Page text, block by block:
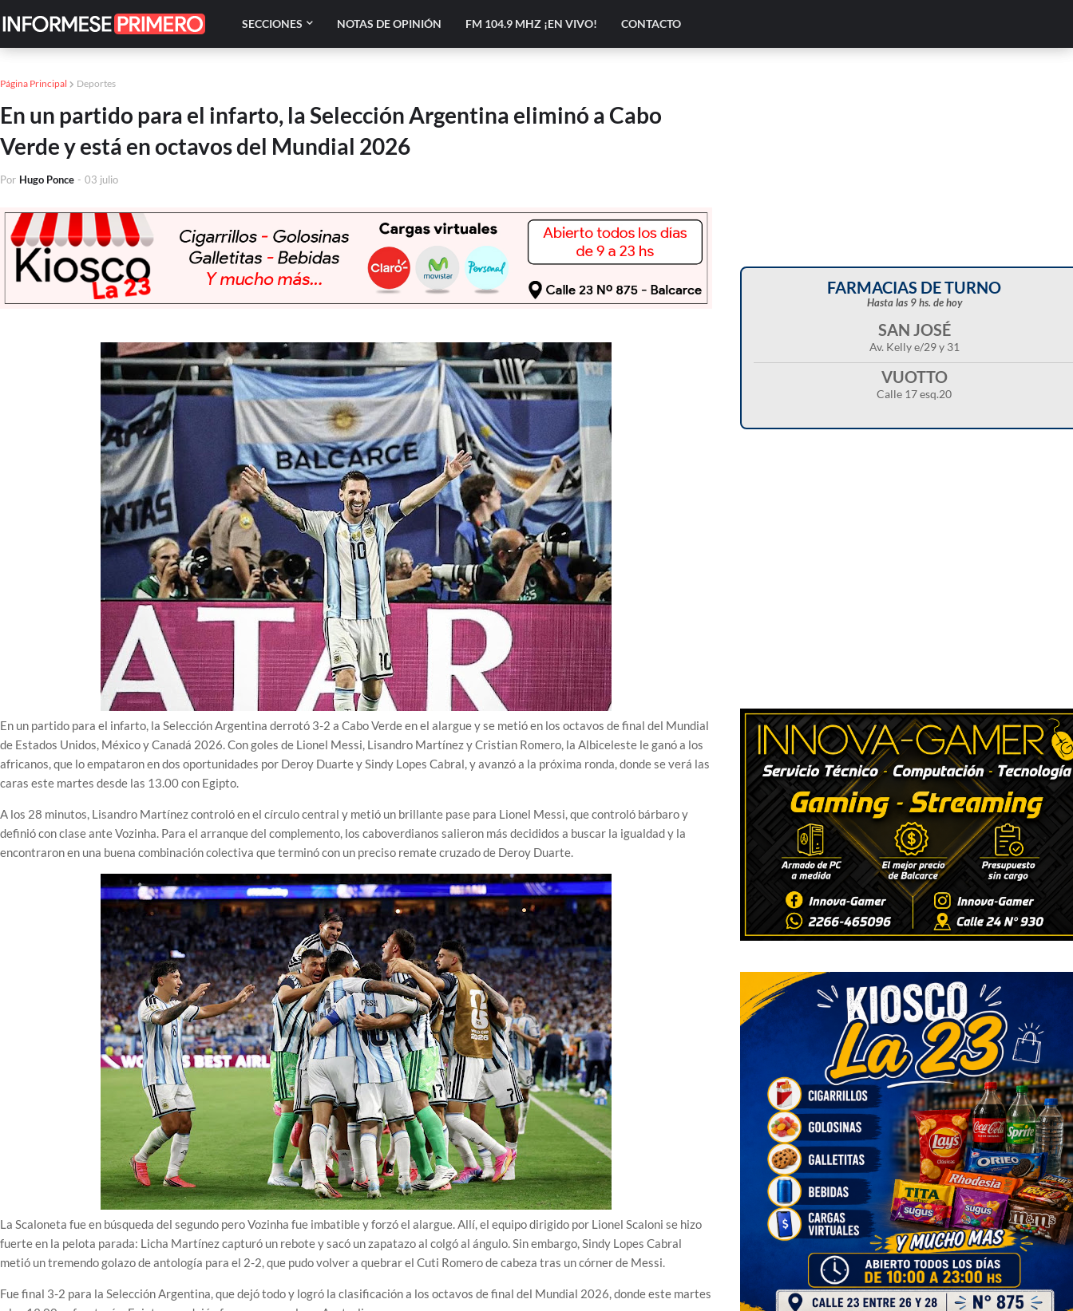
SECCIONES NOTAS DE OPINIÓN FM 104.9 MHZ ¡EN VIVO! CONTACTO
Página Principal Deportes
En un partido para el infarto, la Selección Argentina eliminó a Cabo
Verde y está en octavos del Mundial 2026
Por Hugo Ponce - 03 julio
En un partido para el infarto, la Selección Argentina derrotó 3-2 a Cabo Verde en el alargue y se metió en los octavos de final del Mundial
de Estados Unidos, México y Canadá 2026. Con goles de Lionel Messi, Lisandro Martínez y Cristian Romero, la Albiceleste le ganó a los
africanos, que lo empataron en dos oportunidades por Deroy Duarte y Sindy Lopes Cabral, y avanzó a la próxima ronda, donde se verá las
caras este martes desde las 13.00 con Egipto.
A los 28 minutos, Lisandro Martínez controló en el círculo central y metió un brillante pase para Lionel Messi, que controló bárbaro y
definió con clase ante Vozinha. Para el arranque del complemento, los caboverdianos salieron más decididos a buscar la igualdad y la
encontraron en una buena combinación colectiva que terminó con un preciso remate cruzado de Deroy Duarte.
La Scaloneta fue en búsqueda del segundo pero Vozinha fue imbatible y forzó el alargue. Allí, el equipo dirigido por Lionel Scaloni se hizo
fuerte en la pelota parada: Licha Martínez capturó un rebote y sacó un zapatazo al colgó al ángulo. Sin embargo, Sindy Lopes Cabral
metió un tremendo golazo de antología para el 2-2, que pudo volver a quebrar el Cuti Romero de cabeza tras un córner de Messi.
Fue final 3-2 para la Selección Argentina, que dejó todo y logró la clasificación a los octavos de final del Mundial 2026, donde este martes
FARMACIAS DE TURNO
Hasta las 9 hs. de hoy
SAN JOSÉ
Av. Kelly e/29 y 31
VUOTTO
Calle 17 esq.20